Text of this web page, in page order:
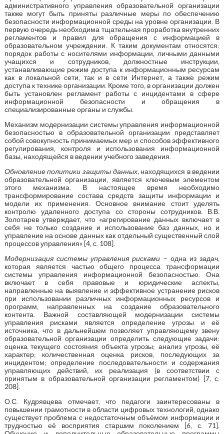
административного управления образовательной организации
также могут быть приняты различные меры по обеспечению
безопасности информационной среды на уровне организации. В
первую очередь необходима тщательная проработка внутренних
регламентов и правил для обращения с информацией в
образовательном учреждении. К таким документам относятся:
порядок работы с носителями информации, личными данными
учащихся и сотрудников, должностные инструкции,
устанавливающие режим доступа к информационным ресурсам
как в локальной сети, так и в сети Интернет, а также режим
доступа к технике организации. Кроме того, в организации должен
быть установлен регламент работы с инцидентами в сфере
информационной безопасности и обращения в
специализированные органы и службы.
Механизм модернизации системы управления информационной
безопасностью в образовательной организации представляет
собой совокупность принимаемых мер и способов эффективного
регулирования, контроля и использования информационной
базы, находящейся в ведении учебного заведения.
Обновление политики защиты данных, находящихся в ведении
образовательной организации, является ключевым элементом
этого механизма. В настоящее время необходимо
трансформирование состава средств защиты информации и
модели их применения. Основное внимание стоит уделять
контролю удаленного доступа со стороны сотрудников. В.В.
Золотарев утверждает, что «агрегирование данных включает в
себя не только создание и использование баз данных, но и
управление на основе данных как отдельный существенный слой
процессов управления» [4, с. 108].
Модернизация системы управления рисками – одна из задач,
которая является частью общего процесса трансформации
системы управления информационной безопасностью. Она
включает в себя правовые и юридические аспекты,
направленные на выявление и эффективное устранение рисков
при использовании различных информационных ресурсов и
программ, направленных на создание образовательного
контента. Важной составляющей модернизации системы
управления рисками является определение угрозы и её
источника, что в дальнейшем позволяет управляющему звену
образовательной организации определить следующие задачи:
оценка текущего состояния объекта угрозы; анализ угрозы, её
характер; количественная оценка рисков, последующих за
инцидентом; определение последовательности и содержания
управляющих действий, их реализация (в соответствии с
принятым в образовательной организации регламентом) [7, с.
208].
О.С. Кудрявцева отмечает, что педагоги заинтересованы в
повышении грамотности в области цифровых технологий, однако
существует проблема с недостаточным объёмом информации и
трудностью её восприятия старшим поколением [6, с. 71].